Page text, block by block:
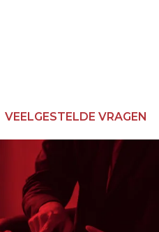
VEELGESTELDE VRAGEN